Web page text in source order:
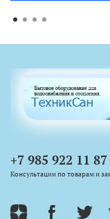
+7 985 922 11 87
Консультации по товарам и